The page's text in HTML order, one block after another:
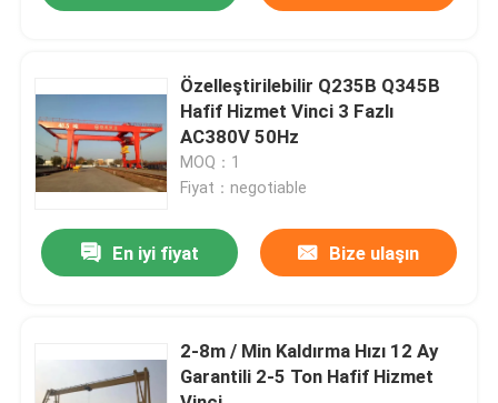
Bize Ulaşın
Bir teklif isteği
AGV Transfer Arabası
Özelleştirilebilir Q235B Q345B
Hafif Hizmet Vinci 3 Fazlı
AC380V 50Hz
MOQ：1
Fiyat：negotiable
En iyi fiyat Bize ulaşın
2-8m / Min Kaldırma Hızı 12 Ay
Garantili 2-5 Ton Hafif Hizmet